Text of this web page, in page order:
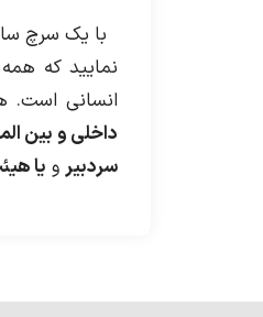
با یک سرچ
نمایید که
انسانی است.
داخلی و بین
سردبیرو یا